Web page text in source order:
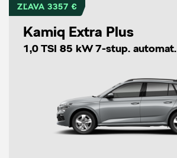
ZĽAVA 3357 €
Kamiq Extra Plus
1,0 TSI 85 kW 7-stup. automat.